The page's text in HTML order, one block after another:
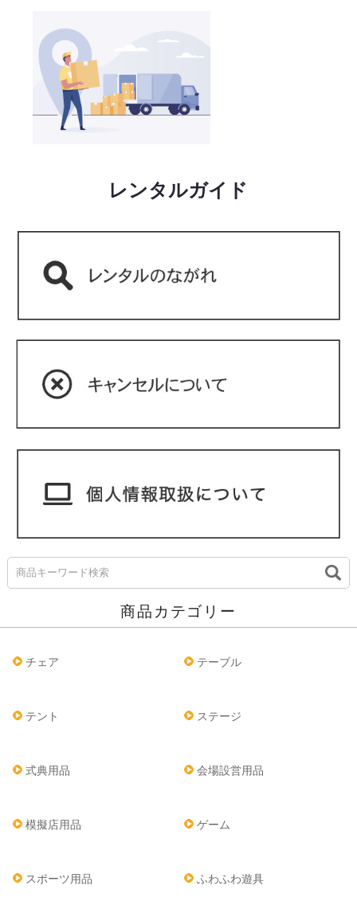
商品カテゴリー
チェア テーブル
テント ステージ
式典用品 会場設営用品
模擬店用品 ゲーム
スポーツ用品 ふわふわ遊具
レンタルガイド